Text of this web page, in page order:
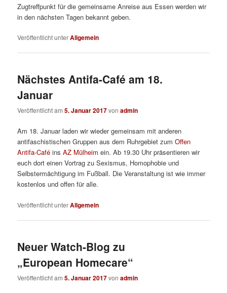
Zugtreffpunkt für die gemeinsame Anreise aus Essen werden wir
in den nächsten Tagen bekannt geben.
Veröffentlicht unterAllgemein
Nächstes Antifa-Café am 18.
Januar
Veröffentlicht am5. Januar 2017vonadmin
Am 18. Januar laden wir wieder gemeinsam mit anderen
antifaschistischen Gruppen aus dem Ruhrgebiet zumOffen
Antifa-Café insAZ Mülheim ein. Ab 19.30 Uhr präsentieren wir
euch dort einen Vortrag zu Sexismus, Homophobie und
Selbstermächtigung im Fußball. Die Veranstaltung ist wie immer
kostenlos und offen für alle.
Veröffentlicht unterAllgemein
Neuer Watch-Blog zu
„European Homecare“
Veröffentlicht am5. Januar 2017vonadmin